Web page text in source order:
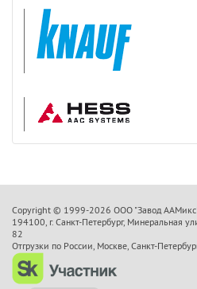
Copyright © 1999-2026 OOO "Завод
194100, г. Санкт-Петербург, Минеральная
82
Отгрузки по России, Москве, Санкт-